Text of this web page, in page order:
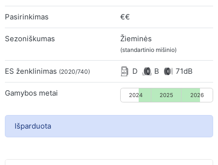
Pasirinkimas €€
Sezoniškumas Žieminės
(standartinio mišinio)
ES ženklinimas (2020/740) D B 71dB
Gamybos metai 2024 2025 2026
Išparduota